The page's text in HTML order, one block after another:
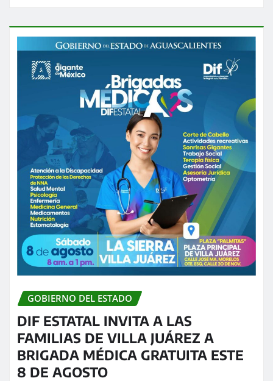
GOBIERNO DEL ESTADO
DIF ESTATAL INVITA A LAS
FAMILIAS DE VILLA JUÁREZ A
BRIGADA MÉDICA GRATUITA ESTE
8 DE AGOSTO